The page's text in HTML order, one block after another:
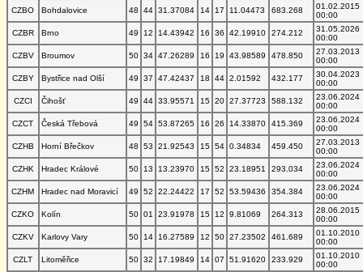
CZBO
Bohdalovice 48 44 31.37084 14 17 11.04473 683.268
01.02.2015
00:00
CZBR
Brno 49 12 14.43942 16 36 42.19910 274.212
31.05.2026
00:00
CZBV
Broumov 50 34 47.26289 16 19 43.98589 478.850
27.03.2013
00:00
CZBY
Bystřice nad Olší 49 37 47.42437 18 44 2.01592 432.177
30.04.2023
00:00
CZCI
Čihošť 49 44 33.95571 15 20 27.37723 588.132
23.06.2024
00:00
CZCT
Česká Třebová 49 54 53.87265 16 26 14.33870 415.369
23.06.2024
00:00
CZHB
Horní Břečkov 48 53 21.92543 15 54 0.34834 459.450
27.03.2013
00:00
CZHK
Hradec Králové 50 13 13.23970 15 52 23.18951 293.034
23.06.2024
00:00
CZHM
Hradec nad Moravicí 49 52 22.24422 17 52 53.59436 354.384
23.06.2024
00:00
CZKO
Kolín 50 01 23.91978 15 12 9.81069 264.313
28.06.2015
00:00
CZKV
Karlovy Vary 50 14 16.27589 12 50 27.23502 461.689
01.10.2010
00:00
CZLT
Litoměřice 50 32 17.19849 14 07 51.91620 233.929
01.10.2010
00:00